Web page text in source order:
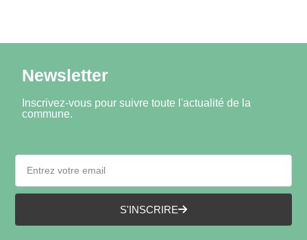
Newsletter
Inscrivez-vous pour suivre toute l'actualité de la
commune.
S'INSCRIRE